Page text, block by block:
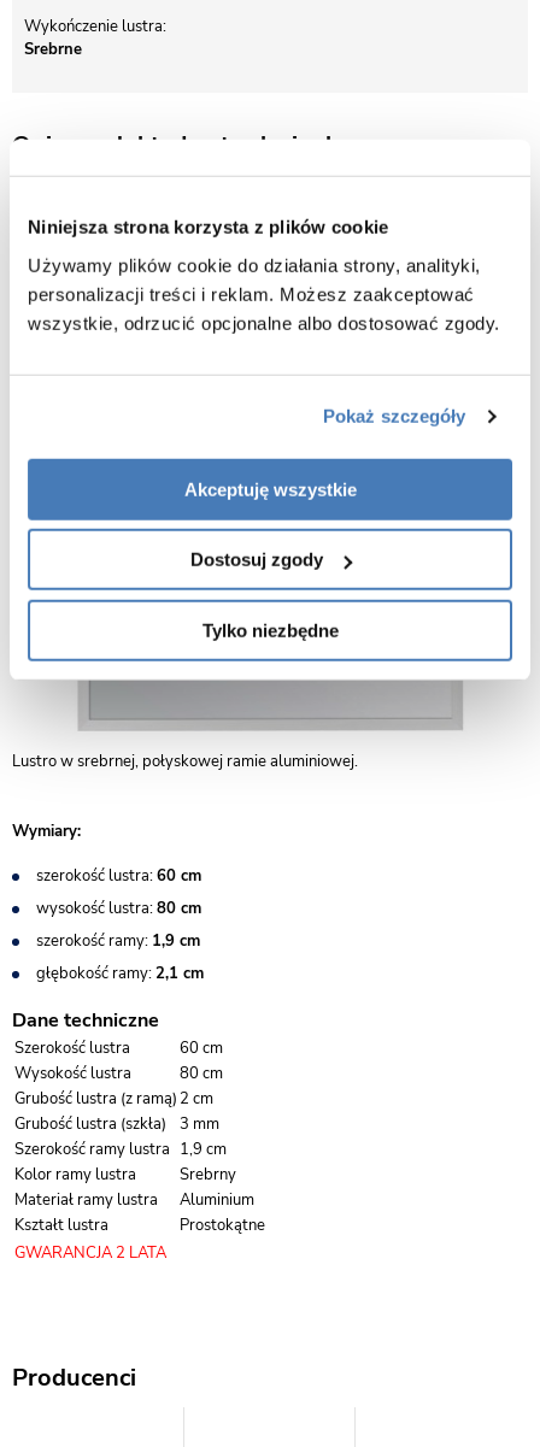
Niniejsza strona korzysta z plików cookie
Używamy plików cookie do działania strony, analityki,
personalizacji treści i reklam. Możesz zaakceptować
wszystkie, odrzucić opcjonalne albo dostosować zgody.
Pokaż szczegóły
Akceptuję wszystkie
Dostosuj zgody
Tylko niezbędne
Wykończenie lustra
Srebrne
Opis produktu Lustro łazienkowe
prostokątne 60x80 cm srebrna rama
Lustro w srebrnej, połyskowej ramie aluminiowej.
Wymiary:
szerokość lustra:60 cm
wysokość lustra:80 cm
szerokość ramy: 1,9 cm
głębokość ramy:2,1 cm
Dane techniczne
Szerokość lustra
60 cm
Wysokość lustra
80 cm
Grubość lustra (z ramą) 2 cm
Grubość lustra (szkła)
3 mm
Szerokość ramy lustra 1,9 cm
Kolor ramy lustra
Srebrny
Materiał ramy lustra
Aluminium
Kształt lustra
Prostokątne
GWARANCJA 2 LATA
Producenci